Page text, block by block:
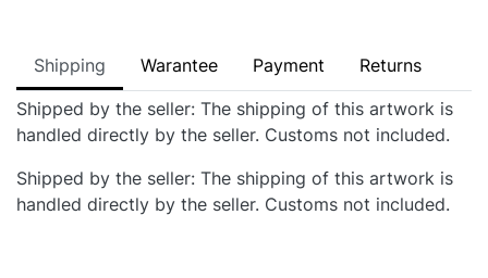
Shipping Warantee Payment
Returns
Shipped by the seller: The shipping of this artwork is
handled directly by the seller. Customs not included.
Shipped by the seller: The shipping of this artwork is
handled directly by the seller. Customs not included.